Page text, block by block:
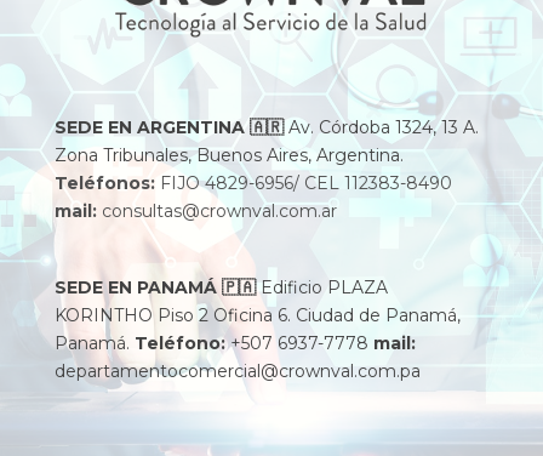
SEDE EN ARGENTINA 🇦🇷 Av. Córdoba 1324, 13 A.
Zona Tribunales, Buenos Aires, Argentina.
Teléfonos:FIJO 4829-6956/ CEL 112383-8490
mail:consultas@crownval.com.ar
SEDE EN PANAMÁ 🇵🇦 Edificio PLAZA
KORINTHO Piso 2 Oficina 6. Ciudad de Panamá,
Panamá. Teléfono:+507 6937-7778 mail:
departamentocomercial@crownval.com.pa